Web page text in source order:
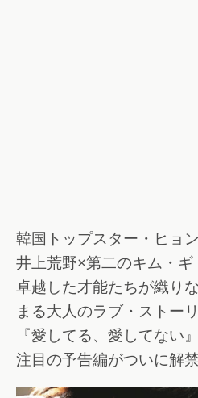
韓国トップスター・ヒョ
井上荒野×第二のキム・
卓越した才能たちが織り
まる大人のラブ・ストー
『愛してる、愛してない』
注目の予告編がついに解禁